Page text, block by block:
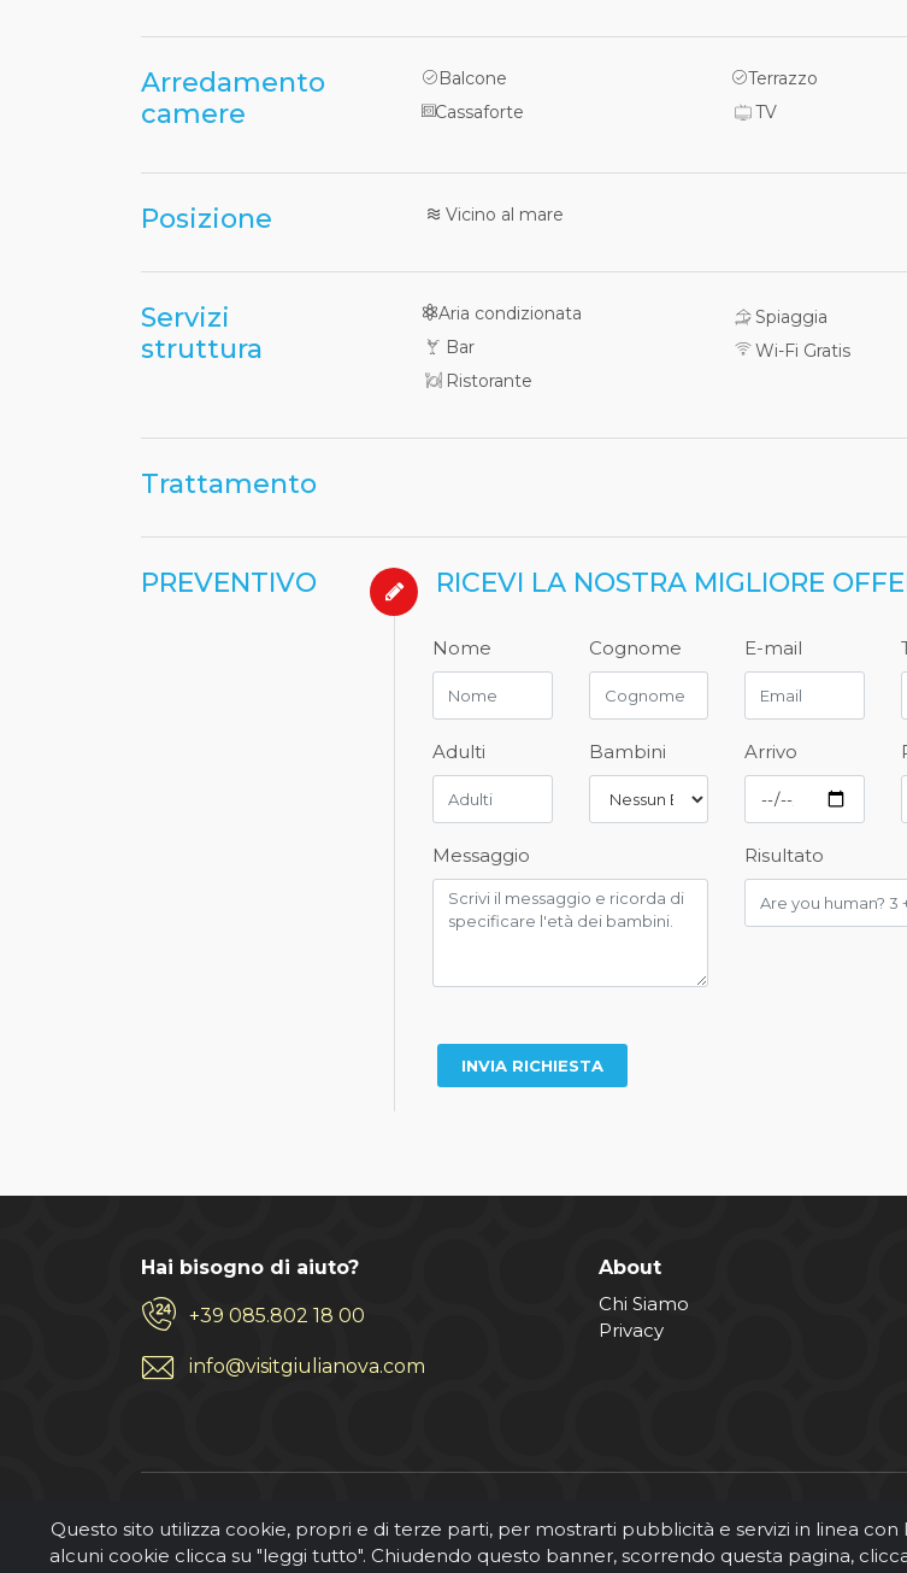
Arredamento
camere
Balcone
Cassaforte
Terrazzo
TV
Posizione Vicino al mare
Servizi
struttura
Aria condizionata
Bar
Ristorante
Spiaggia
Wi-Fi Gratis
Trattamento
PREVENTIVO RICEVI LA NOSTRA MIGLIORE
Nome Cognome E-mail
Adulti Bambini Arrivo
Messaggio Risultato
Hai bisogno di aiuto?
+39 085.802 18 00
info@visitgiulianova.com
About
Chi Siamo
Privacy
Questo sito utilizza cookie, propri e di terze parti, per mostrarti pubblicità e servizi in linea
alcuni cookie clicca su "leggi tutto". Chiudendo questo banner, scorrendo questa pagina,